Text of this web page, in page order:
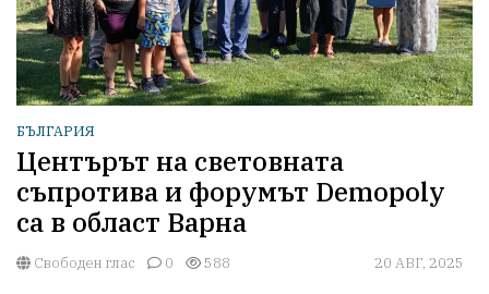
БЪЛГАРИЯ
Центърът на световната
съпротива и форумът Demopoly
са в област Варна
Свободен глас 0 588 20 АВГ, 2025